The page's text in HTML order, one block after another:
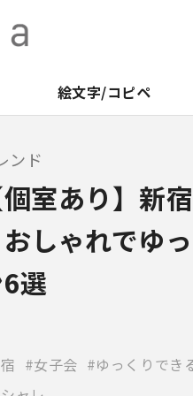
絵文字/コピペ
ンド
個室あり】新
おしゃれでゆ
選
女子会 ゆっくりでき